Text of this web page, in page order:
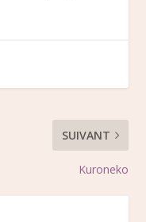
SUIVANT
Kuroneko